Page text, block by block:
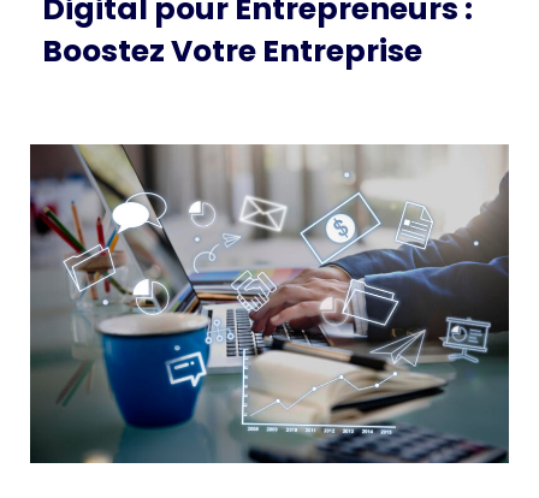
Digital pour Entrepreneurs :
Boostez Votre Entreprise